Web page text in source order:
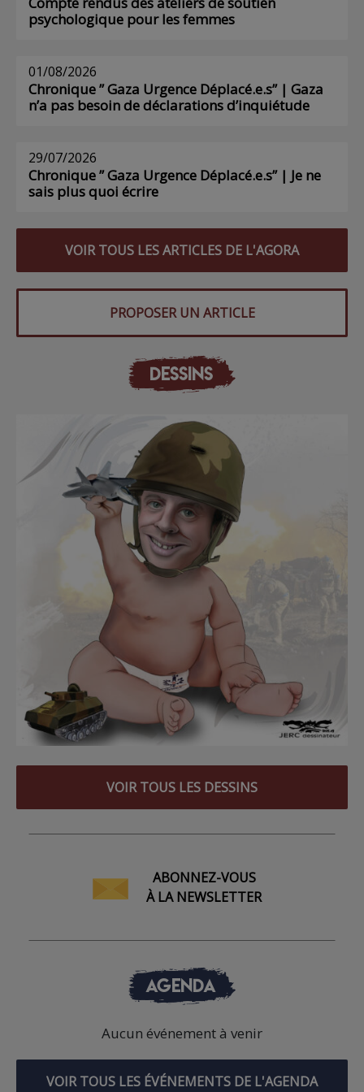
psychologique pour les femmes
01/08/2026
Chronique ” Gaza Urgence Déplacé.e.s” | Gaza
n’a pas besoin de déclarations d’inquiétude
29/07/2026
Chronique ” Gaza Urgence Déplacé.e.s” | Je ne
sais plus quoi écrire
VOIR TOUS LES ARTICLES DE L'AGORA
PROPOSER UN ARTICLE
DESSINS
VOIR TOUS LES DESSINS
ABONNEZ-VOUS
À LA NEWSLETTER
AGENDA
Aucun événement à venir
VOIR TOUS LES ÉVÉNEMENTS DE L'AGENDA